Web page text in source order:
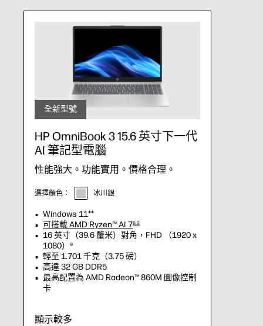
全新型號
HP OmniBook 3 15.6 英寸下一代
AI 筆記型電腦
性能強大。功能實用。價格合理。
選擇顏色： 冰川銀
Windows 11**
可搭載 AMD Ryzen™ AI 78,2
16 英寸（39.6 釐米）對角，FHD （1920 x
1080）
9
輕至 1.701 千克（3.75 磅）
高達 32 GB DDR5
最高配置為 AMD Radeon™ 860M 圖像控制
卡
顯示較多